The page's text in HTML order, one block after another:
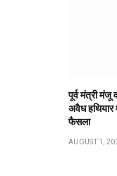
पूर्व मंत्री मंजू
अवैध हथियार
फैसला
AUGUST 1,